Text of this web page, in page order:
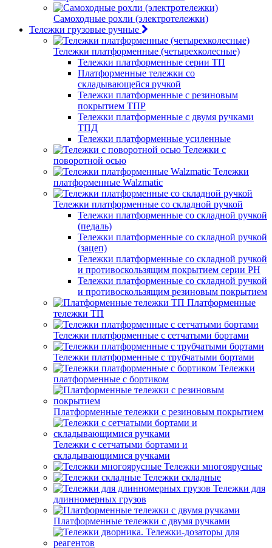
Самоходные рохли (электротележки)
Тележки грузовые ручные
Тележки платформенные (четырехколесные)
Тележки платформенные серии ТП
Платформенные тележки со
складывающейся ручкой
Тележки платформенные с резиновым
покрытием ТПР
Тележки платформенные с двумя ручками
ТПД
Тележки платформенные усиленные
Тележки с
поворотной осью
Тележки
платформенные Walzmatic
Тележки платформенные со складной ручкой
Тележки платформенные со складной ручкой
(педаль)
Тележки платформенные со складной ручкой
(зацеп)
Тележки платформенные со складной ручкой
и противоскользящим покрытием серии PH
Тележки платформенные со складной ручкой
и противоскользящим резиновым покрытием
Платформенные
тележки ТП
Тележки платформенные с сетчатыми бортами
Тележки платформенные с трубчатыми бортами
Тележки
платформенные с бортиком
Платформенные тележки с резиновым покрытием
Тележки с сетчатыми бортами и
складывающимися ручками
Тележки многоярусные
Тележки складные
Тележки для
длинномерных грузов
Платформенные тележки с двумя ручками